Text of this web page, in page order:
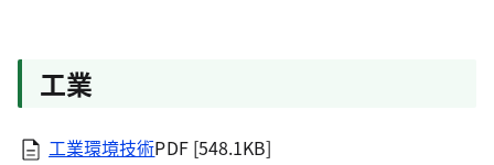
工業
工業環境技術PDF [548.1KB]